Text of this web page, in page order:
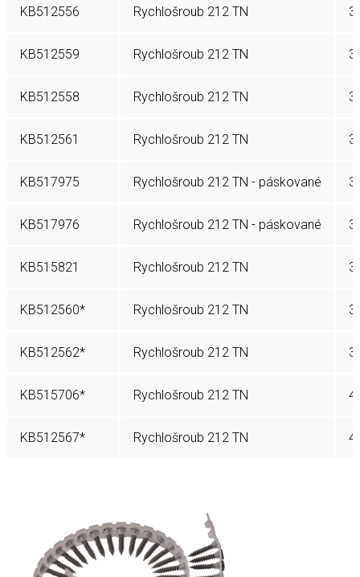
KB512556 Rychlošroub 212 TN
KB512559 Rychlošroub 212 TN
KB512558 Rychlošroub 212 TN
KB512561 Rychlošroub 212 TN
KB517975 Rychlošroub 212 TN - páskované
KB517976 Rychlošroub 212 TN - páskované
KB515821 Rychlošroub 212 TN
KB512560* Rychlošroub 212 TN
KB512562* Rychlošroub 212 TN
KB515706* Rychlošroub 212 TN
KB512567* Rychlošroub 212 TN